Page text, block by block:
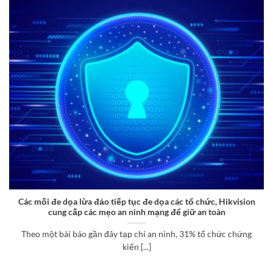
Các mối đe dọa lừa đảo tiếp tục đe dọa các tổ chức, Hikvision
cung cấp các mẹo an ninh mạng để giữ an toàn
Theo một bài báo gần đây tạp chí an ninh, 31% tổ chức chứng
kiến [...]